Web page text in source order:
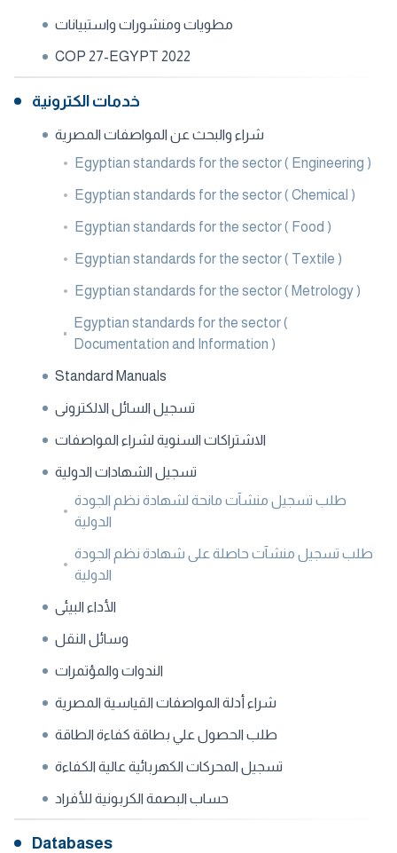
مطويات ومنشورات واستبيانات
COP 27-EGYPT 2022
خدمات الكترونية
شراء والبحث عن المواصفات المصرية
Egyptian standards for the sector ( Engineering )
Egyptian standards for the sector ( Chemical )
Egyptian standards for the sector ( Food )
Egyptian standards for the sector ( Textile )
Egyptian standards for the sector ( Metrology )
Egyptian standards for the sector (
Documentation and Information )
Standard Manuals
تسجيل السائل الالكترونى
الاشتراكات السنوية لشراء المواصفات
تسجيل الشهادات الدولية
طلب تسجيل منشآت مانحة لشهادة نظم الجودة
الدولية
طلب تسجيل منشآت حاصلة على شهادة نظم الجودة
الدولية
الأداء البيئى
وسائل النقل
الندوات والمؤتمرات
شراء أدلة المواصفات القياسية المصرية
طلب الحصول علي بطاقة كفاءة الطاقة
تسجيل المحركات الكهربائية عالية الكفاءة
حساب البصمة الكربونية للأفراد
Databases